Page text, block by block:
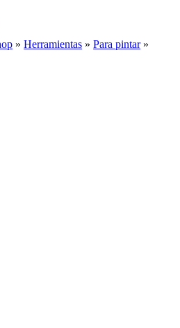
»Herramientas »Para pintar»